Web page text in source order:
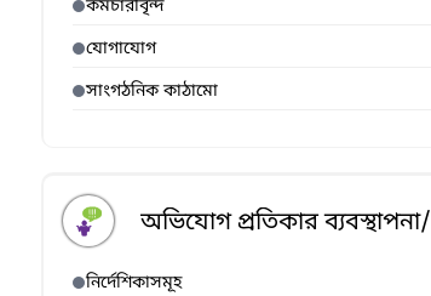
কর্মচারীবৃন্দ
যোগাযোগ
সাংগঠনিক কাঠামো
অভিযোগ প্রতিকার ব্যবস্থাপনা/
নির্দেশিকাসমূহ